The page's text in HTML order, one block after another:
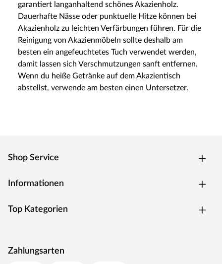
garantiert langanhaltend schönes Akazienholz.
Dauerhafte Nässe oder punktuelle Hitze können bei
Akazienholz zu leichten Verfärbungen führen. Für die
Reinigung von Akazienmöbeln sollte deshalb am
besten ein angefeuchtetes Tuch verwendet werden,
damit lassen sich Verschmutzungen sanft entfernen.
Wenn du heiße Getränke auf dem Akazientisch
abstellst, verwende am besten einen Untersetzer.
Shop Service
Informationen
Top Kategorien
Zahlungsarten